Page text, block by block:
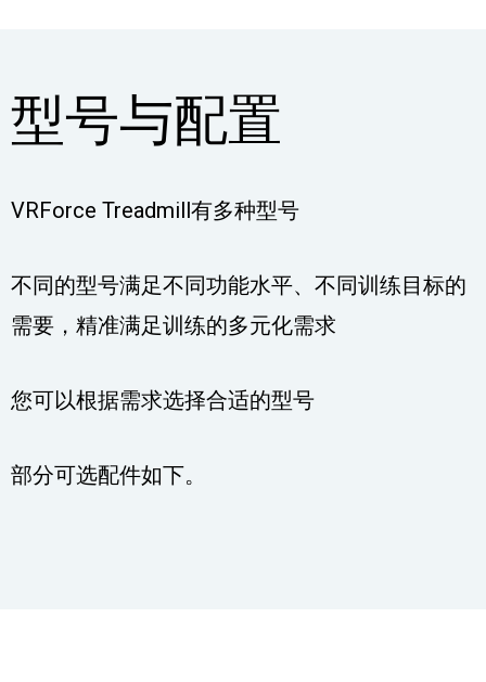
型号与配置
VRForce Treadmill有多种型号
不同的型号满足不同功能水平、不同训练目标的
需要，精准满足训练的多元化需求
您可以根据需求选择合适的型号
部分可选配件如下。